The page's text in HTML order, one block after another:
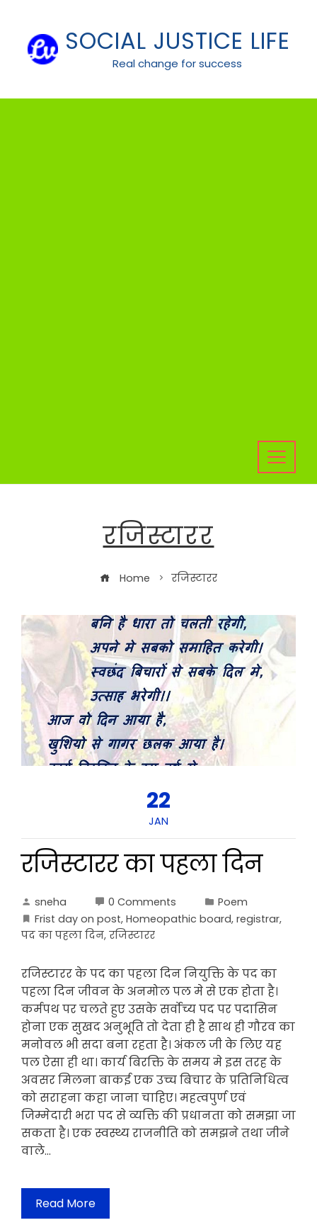
content
SOCIAL JUSTICE LIFE
Real change for success
रजिस्टारर
Home रजिस्टारर
22
JAN
रजिस्टारर का पहला दिन
sneha 0 Comments
Poem
Frist day on post, Homeopathic board, registrar,
पद का पहला दिन, रजिस्टारर
रजिस्टारर के पद का पहला दिन नियुक्ति के पद का
पहला दिन जीवन के अनमोल पल मे से एक होता है।
कर्मपथ पर चलते हुए उसके सर्वोच्य पद पर पदासिन
होना एक सुखद अनुभूति तो देता ही है साथ ही गौरव का
मनोवल भी सदा बना रहता है। अंकल जी के लिए यह
पल ऐसा ही था। कार्य बिरक्ति के समय मे इस तरह के
अवसर मिलना बाकई एक उच्च बिचार के प्रतिनिधित्व
को सराहना कहा जाना चाहिए। महत्वपुर्ण एवं
जिम्मेदारी भरा पद से व्यक्ति की प्रधानता को समझा जा
सकता है। एक स्वस्थ्य राजनीति को समझने तथा जीने
वाले…
Read More